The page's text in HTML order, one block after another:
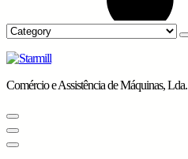
Comércio e Assistência de Máquinas, Lda.